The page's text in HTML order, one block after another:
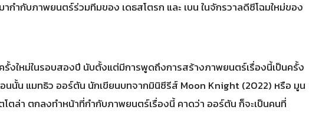
กำกับภาพยนตร์ร่วมทีมของ เดธสโตรก และ เบน ในจักรวาลดีซีโฉมใหม่ของ
รั้งใหม่ในรอบสองปี นับตั้งแต่มีการพูดถึงการสร้างภาพยนตร์เรื่องนี้เป็นครั้ง
นนั้น แมทธิว ออร์ตัน นักเขียนบทจากมินิซีรีส์ Moon Knight (2022) หรือ มูน
ตล่า ตกลงทำหน้าที่กำกับภาพยนตร์เรื่องนี้ คาดว่า ออร์ตัน ก็จะเป็นคนที่